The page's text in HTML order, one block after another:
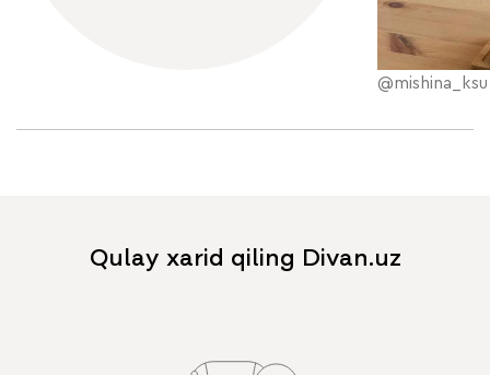
@mishina_ksu
Qulay xarid qiling Divan.uz